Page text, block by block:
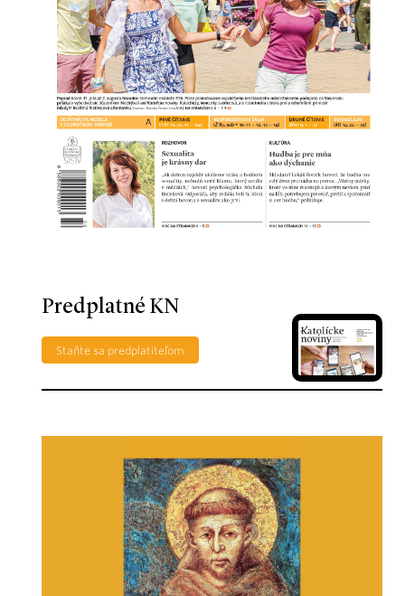
Predplatné KN
Staňte sa predplatiteľom